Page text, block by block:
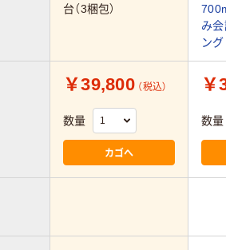
台（3梱包）
み
ング
￥39,800 （税込）
数量
カゴへ
￥
数量